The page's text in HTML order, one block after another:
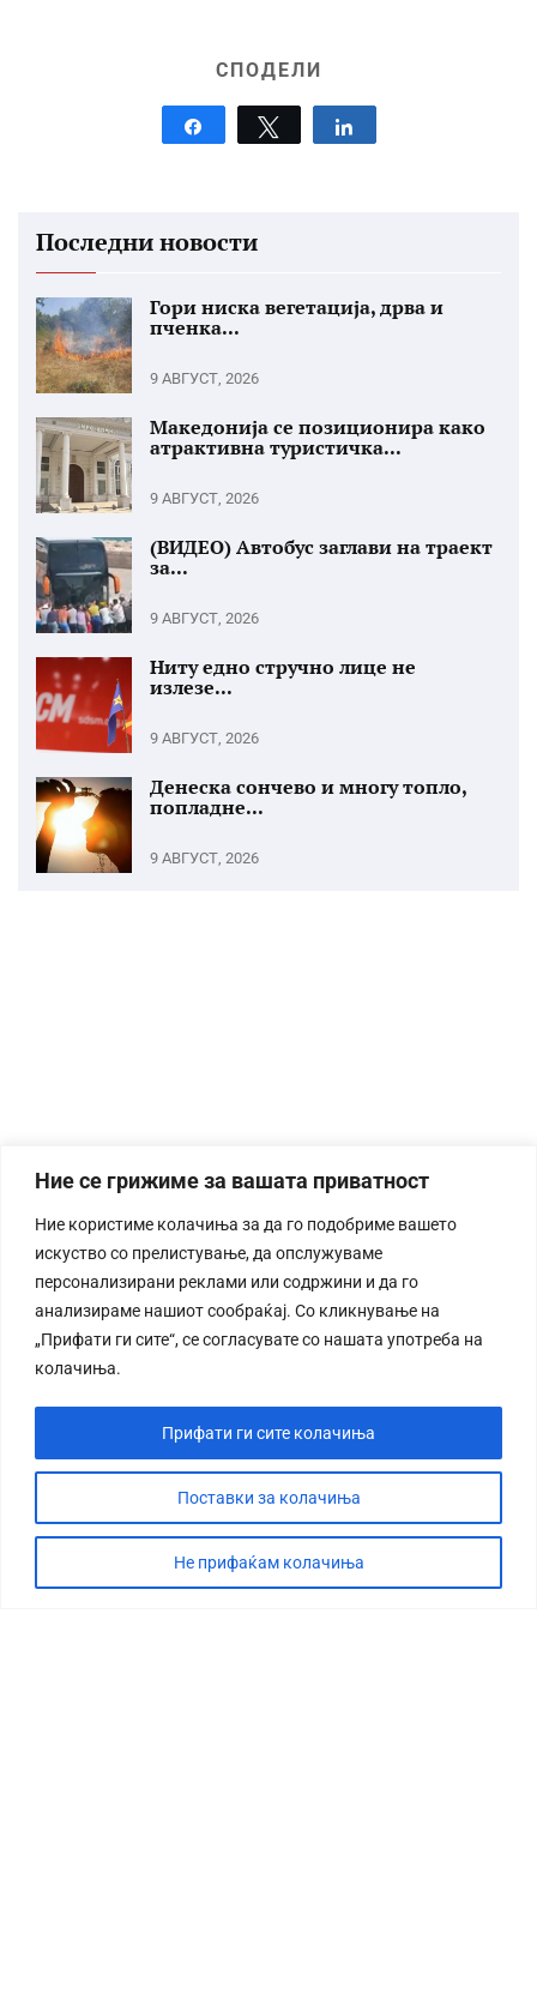
Ние се грижиме за вашата приватност
Ние користиме колачиња за да го подобриме вашето
искуство со прелистување, да опслужуваме
персонализирани реклами или содржини и да го
анализираме нашиот сообраќај. Со кликнување на
„Прифати ги сите“, се согласувате со нашата употреба на
колачиња.
Поставки за колачиња
Не прифаќам колачиња
Прифати ги сите колачиња
СПОДЕЛИ
Tweet
Последни новости
Гори ниска вегетација, дрва и
пченка...
9 АВГУСТ, 2026
Македонија се позиционира како
атрактивна туристичка...
9 АВГУСТ, 2026
(ВИДЕО) Автобус заглави на траект
за...
9 АВГУСТ, 2026
Ниту едно стручно лице не
излезе...
9 АВГУСТ, 2026
Денеска сончево и многу топло,
попладне...
9 АВГУСТ, 2026